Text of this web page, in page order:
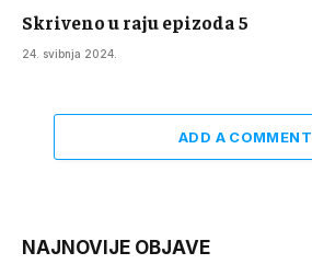
Skriveno u raju epizoda 5
24. svibnja 2024.
ADD A COMMENT
NAJNOVIJE OBJAVE